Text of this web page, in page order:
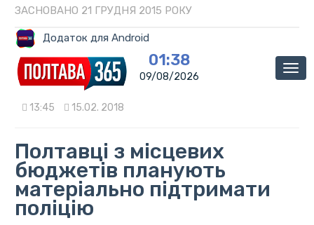
ЗАСНОВАНО 21 ГРУДНЯ 2015 РОКУ
Додаток для Android
01:38
09/08/2026
13:45 15.02. 2018
Полтавці з місцевих
бюджетів планують
матеріально підтримати
поліцію